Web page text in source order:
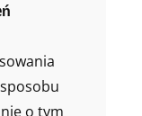
o tym